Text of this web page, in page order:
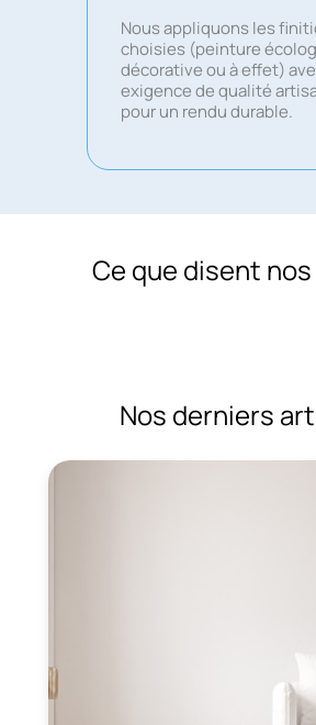
Nous appliquons les
choisies (peinture
décorative ou à effet)
exigence de qualité
pour un rendu durable.
Ce que disent
Nos derniers